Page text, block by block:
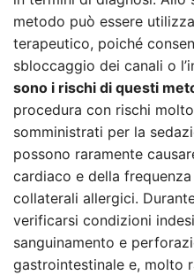
metodo può essere
terapeutico, poiché
sbloccaggio dei canali o
sono i rischi di questi
procedura con rischi
somministrati per la
possono raramente
cardiaco e della
collaterali allergici.
verificarsi condizioni
sanguinamento e
gastrointestinale e, molto